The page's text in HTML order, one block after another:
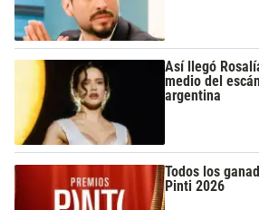
Así llegó
medio del
argentina
Todos los
Pinti 2026